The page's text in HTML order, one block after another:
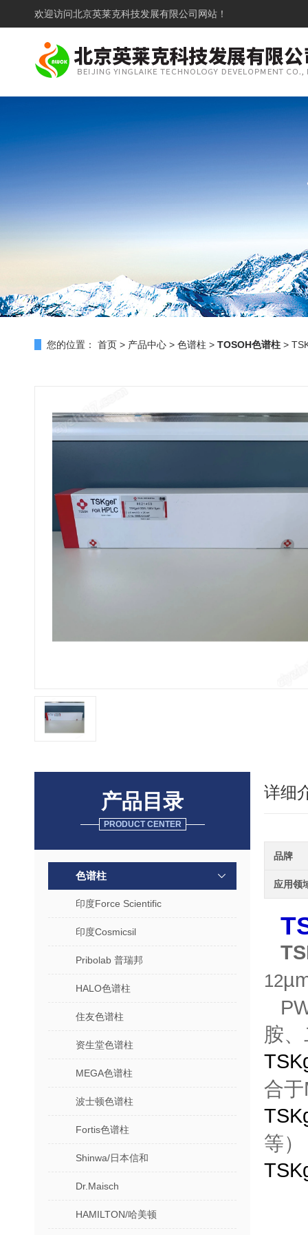
欢迎访问北京英莱克科技发展有限公司网站！
您的位置： 首页 > 产品中心 > 色谱柱 > TOSOH色谱柱 >
产品目录
PRODUCT CENTER
色谱柱
印度Force Scientific
印度Cosmicsil
Pribolab 普瑞邦
HALO色谱柱
住友色谱柱
资生堂色谱柱
MEGA色谱柱
波士顿色谱柱
Fortis色谱柱
Shinwa/日本信和
Dr.Maisch
HAMILTON/哈美顿
详细
品牌
应用领
12
胺
合于
等